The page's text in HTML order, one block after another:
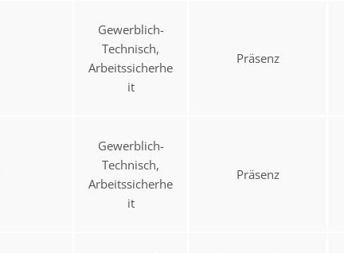
Gewerblich-
Technisch,
Arbeitssicherhe
it
Präsenz
Gewerblich-
Technisch,
Arbeitssicherhe
it
Präsenz